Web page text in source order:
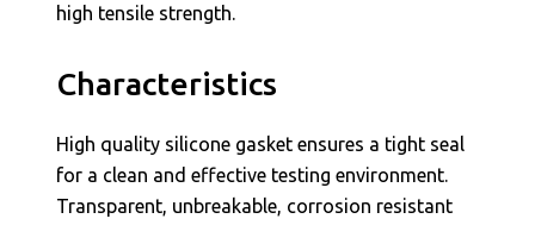
high tensile strength.
Characteristics
High quality silicone gasket ensures a tight seal
for a clean and effective testing environment.
Transparent, unbreakable, corrosion resistant